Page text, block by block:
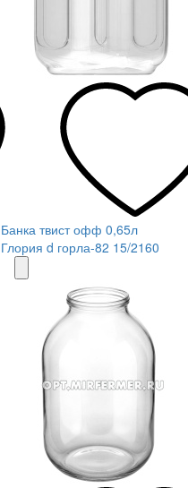
Банка твист офф 0,65л
Глория d горла-82 15/2160